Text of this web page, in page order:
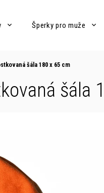
Šperky pro muže
šála 180 x 65 cm
šála